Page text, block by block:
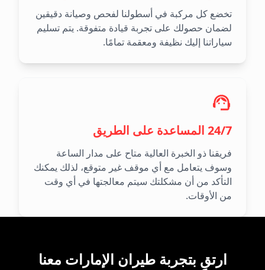
تخضع كل مركبة في أسطولنا لفحص وصيانة دقيقين
لضمان حصولك على تجربة قيادة متفوقة. يتم تسليم
سياراتنا إليك نظيفة ومعقمة تمامًا.
24/7 المساعدة على الطريق
فريقنا ذو الخبرة العالية متاح على مدار الساعة
وسوف يتعامل مع أي موقف غير متوقع، لذلك يمكنك
التأكد من أن مشكلتك سيتم معالجتها في أي وقت
من الأوقات.
ارتقِ بتجربة طيران الإمارات معنا